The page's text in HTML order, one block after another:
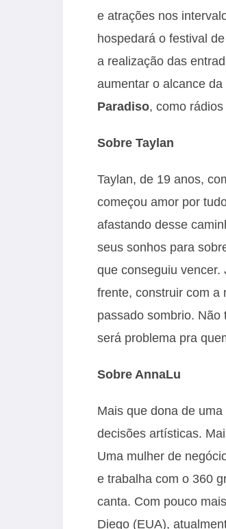
e atrações nos
hospedará o festival
a realização das
aumentar o alcance
Paradiso, como
Sobre Taylan
Taylan, de 19 anos,
começou amor por
afastando desse
seus sonhos para
que conseguiu
frente, construir com a
passado sombrio.
será problema pra
Sobre AnnaLu
Mais que dona de
decisões artísticas.
Uma mulher de
e trabalha com o 360
canta. Com pouco
Diego (EUA),